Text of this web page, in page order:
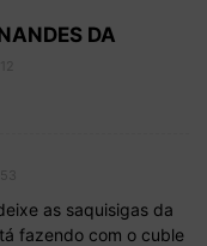
DA
as saquisigas da
fazendo com o cuble